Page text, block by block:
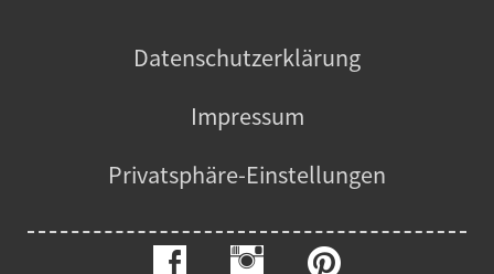
Datenschutzerklärung
Impressum
Privatsphäre-Einstellungen